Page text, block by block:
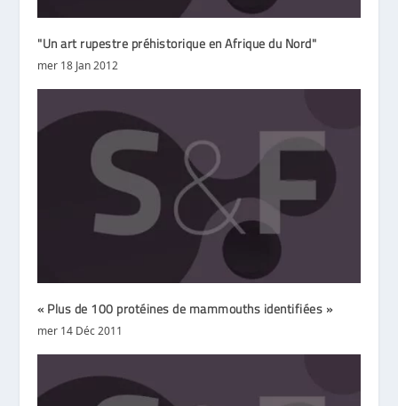
"Un art rupestre préhistorique en Afrique du Nord"
mer 18 Jan 2012
« Plus de 100 protéines de mammouths identifiées »
mer 14 Déc 2011